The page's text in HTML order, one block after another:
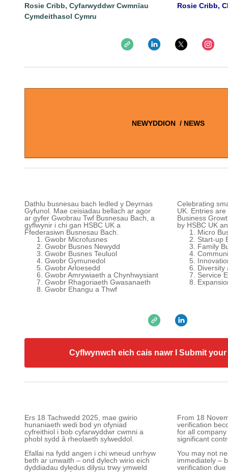
Rosie Cribb, Cyfarwyddwr Cwmnïau
Cymdeithasol Cymru
Rosie Cribb,
NEWYDDION / NEWS
Dathlu busnesau bach ledled y Deyrnas
Gyfunol. Mae ceisiadau bellach ar agor
ar gyfer Gwobrau Twf Busnesau Bach, a
gyflwynir i chi gan HSBC UK a
Ffederasiwn Busnesau Bach.
Gwobr Microfusnes
Gwobr Busnes Newydd
Gwobr Busnes Teuluol
Gwobr Gymunedol
Gwobr Arloesedd
Gwobr Amrywiaeth a Chynhwysiant
Gwobr Rhagoriaeth Gwasanaeth
Gwobr Ehangu a Thwf
Celebrating
UK. Entries
Business
by HSBC UK
Micro
Start-up
Family
Diversity
Service
Cyflwynwch eich cais nawr I Submit
Ers 18 Tachwedd 2025, mae gwirio
hunaniaeth wedi bod yn ofyniad
cyfreithiol i bob cyfarwyddwr cwmni a
phobl sydd â rheolaeth sylweddol.
Efallai na fydd angen i chi wneud unrhyw
beth ar unwaith – ond dylech wirio eich
dyddiadau dyledus dilysu trwy ymweld
From 18
verification
for all
significant
You may not
immediately –
verification